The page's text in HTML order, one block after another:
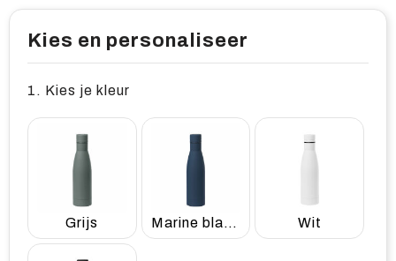
Kies en personaliseer
1. Kies je kleur
Grijs Marine blauw Wit